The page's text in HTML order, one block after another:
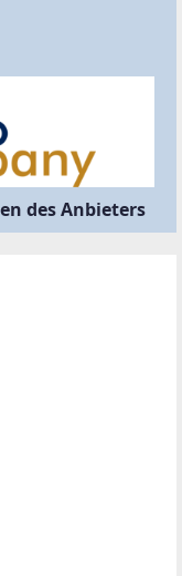
des Anbieters